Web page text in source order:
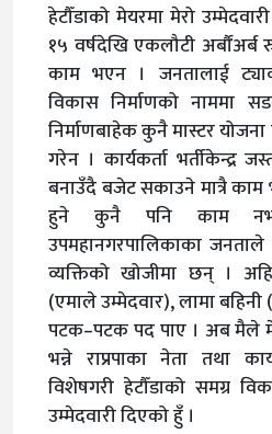
हेटौँडाको मेयरमा मेरो
१५ वर्षदेखि एकलौटी
काम भएन । जनतालाई
विकास निर्माणको नाममा
निर्माणबाहेक कुनै मास्टर
गरेन । कार्यकर्ता भर्तीकेन्द्र
बनाउँदै बजेट सकाउने मात्रै
हुने कुनै पनि काम
उपमहानगरपालिकाका
व्यक्तिको खोजीमा छन् ।
(एमाले उम्मेदवार), लामा
पटक–पटक पद पाए । अब मैले
भन्ने राप्रपाका नेता तथा
विशेषगरी हेटौँडाको समग्र
उम्मेदवारी दिएको हुँ ।